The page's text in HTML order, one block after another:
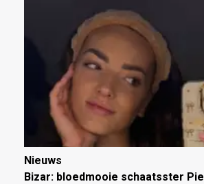
Nieuws
Bizar: bloedmooie schaatsster